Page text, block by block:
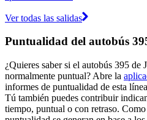
Ver todas las salidas
Puntualidad del autobús
¿Quieres saber si el autobús 395 de
normalmente puntual? Abre la
informes de puntualidad de esta
Tú también puedes contribuir
tiempo, puntual o con retraso. Como